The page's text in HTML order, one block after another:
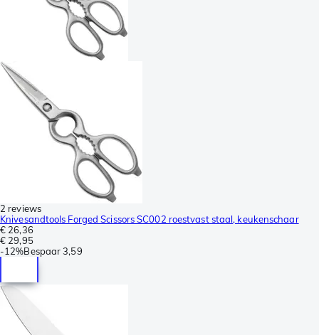
2 reviews
Knivesandtools Forged Scissors SC002 roestvast staal, keukenschaar
€ 26,36
€ 29,95
-12%Bespaar 3,59